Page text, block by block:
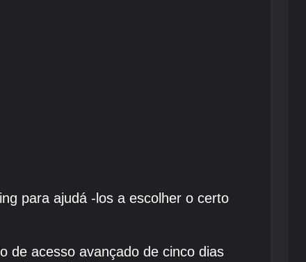
para ajudá -los a escolher o certo
de acesso avançado de cinco dias